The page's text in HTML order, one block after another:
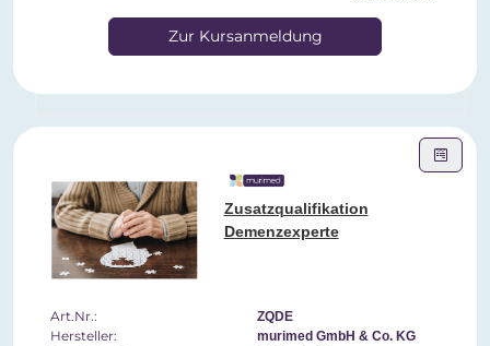
Zur Kursanmeldung
Zusatzqualifikation
Demenzexperte
Art.Nr.: ZQDE
Hersteller: murimed GmbH & Co. KG